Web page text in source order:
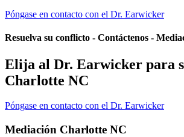
Póngase en contacto con el Dr. Earwicker
Resuelva su conflicto - Contáctenos -
Elija al Dr. Earwicker para
Charlotte NC
Póngase en contacto con el Dr. Earwicker
Mediación Charlotte NC